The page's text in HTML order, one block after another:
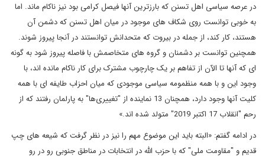
در عرصه سیاسی اهل تسنن که بارزترین آنها فیصل کرامی بود نیز ناکام ماند. اما
به خوبی توانست روی شکاف های موجود در میان اهل تسنن که دشمن آن
هستند، کار کند، از جمله در بیروت که متحدانش توانستند در آنجا پیروز شوند.
همچنین توانست بر دشمنان و گروه های متخاصمش با فاصله پیروز شود به گونه
ای که آنها تا الآن از تفاهم بر یک چارچوب مشترک برای کار ناکام مانده اند، با
وجود این و با همه منظمومه سیاسی موجودی که میان احزاب طایفه ای با همه
کلیت آنها وجود دارد، همچنان 13 نماینده از "تغییری‌ها" به پارلمان رفتند که از
رحم "انقلاب 17 اکتبر 2019" متولد شده اند.»
در ادامه گفتم: «البته باید این موضوع مهم را نیز در نظر گرفت که شیعه های چپ
قدیم و "مقاومت ملی" که با حزب الله در انتخابات در مناطق جنوبی رو در رو